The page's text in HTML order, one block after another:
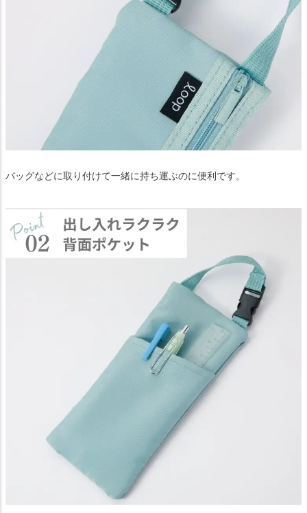
バッグなどに取り付けて一緒に持ち運ぶのに便利です。